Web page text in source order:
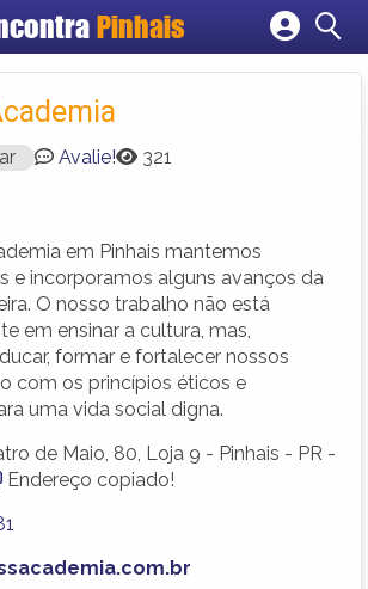
Pinhais
Cadastrar empresa
Criar conta
Avalie! 321
em Pinhais mantemos
e incorporamos alguns avanços da
O nosso trabalho não está
em ensinar a cultura, mas,
formar e fortalecer nossos
com os princípios éticos e
uma vida social digna.
de Maio, 80, Loja 9 - Pinhais - PR -
Endereço copiado!